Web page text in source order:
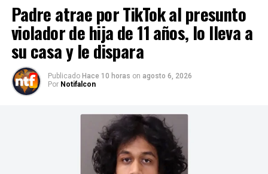
Padre atrae por TikTok al presunto
violador de hija de 11 años, lo lleva a
su casa y le dispara
Publicado Hace 10 horas on agosto 6, 2026
Por Notifalcon